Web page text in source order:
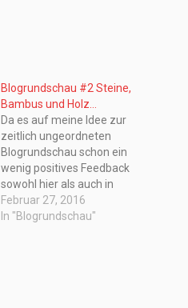
Blogrundschau #2 Steine,
Bambus und Holz…
Da es auf meine Idee zur
zeitlich ungeordneten
Blogrundschau schon ein
wenig positives Feedback
sowohl hier als auch in
meiner Twitter Timeline gab,
habe ich natürlich direkt mal
Februar 27, 2016
In "Blogrundschau"